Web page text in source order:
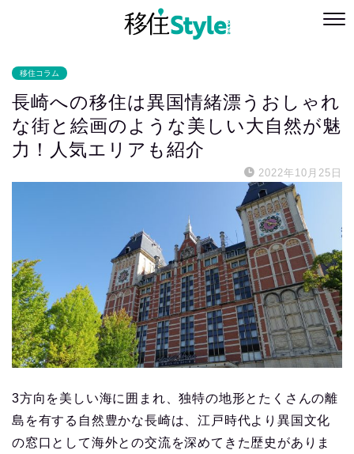
移住コラム
長崎への移住は異国情緒漂うおしゃれ
な街と絵画のような美しい大自然が魅
力！人気エリアも紹介
2022年10月25日
3方向を美しい海に囲まれ、独特の地形とたくさんの離
島を有する自然豊かな長崎は、江戸時代より異国文化
の窓口として海外との交流を深めてきた歴史がありま